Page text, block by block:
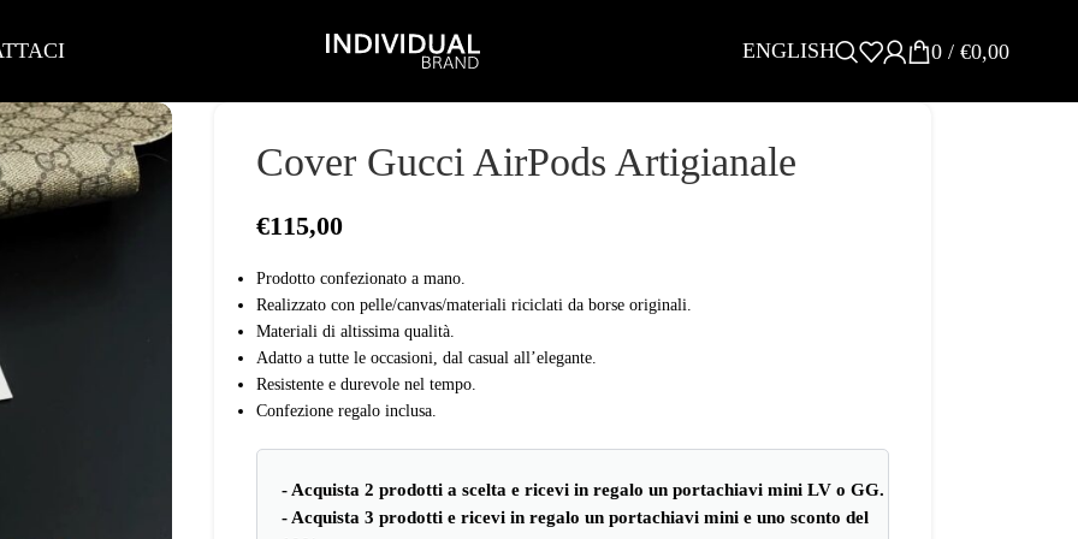
ENGLISH 0 / €0,00
Cover Gucci AirPods Artigianale
€115,00
Prodotto confezionato a mano.
Realizzato con pelle/canvas/materiali riciclati da borse originali.
Materiali di altissima qualità.
Adatto a tutte le occasioni, dal casual all’elegante.
Resistente e durevole nel tempo.
Confezione regalo inclusa.
- Acquista 2 prodotti a scelta e ricevi in regalo un portachiavi mini LV o GG.
- Acquista 3 prodotti e ricevi in regalo un portachiavi mini e uno sconto del